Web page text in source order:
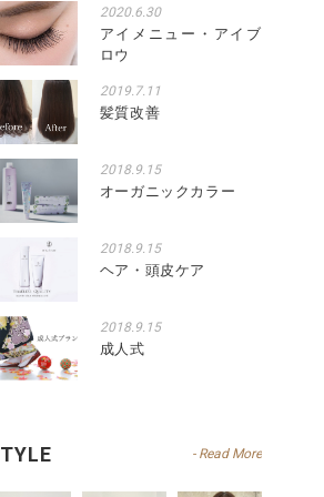
2020.6.30
アイメニュー・アイブ
ロウ
2019.7.11
髪質改善
2018.9.15
オーガニックカラー
2018.9.15
ヘア・頭皮ケア
2018.9.15
成人式
- Read More